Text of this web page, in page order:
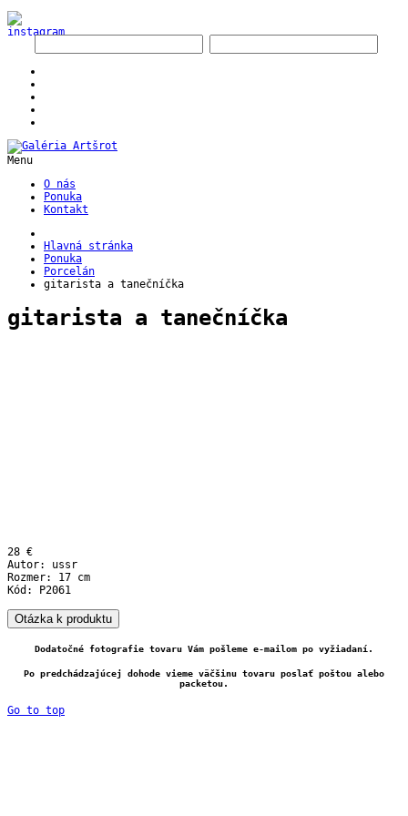
Menu
O nás
Ponuka
Kontakt
Hlavná stránka
Ponuka
Porcelán
gitarista a tanečníčka
gitarista a tanečníčka
28 €
Autor: ussr
Rozmer: 17 cm
Kód: P2061
Otázka k produktu
Dodatočné fotografie tovaru Vám pošleme e-mailom po vyžiadaní.
Po predchádzajúcej dohode vieme väčšinu tovaru poslať poštou alebo
packetou.
Go to top